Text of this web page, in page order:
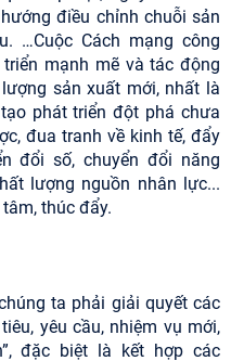
điều chỉnh chuỗi sản
…Cuộc Cách mạng công
mạnh mẽ và tác động
sản xuất mới, nhất là
phát triển đột phá chưa
đua tranh về kinh tế, đẩy
đổi số, chuyển đổi năng
lượng nguồn nhân lực...
thúc đẩy.
ta phải giải quyết các
yêu cầu, nhiệm vụ mới,
đặc biệt là kết hợp các